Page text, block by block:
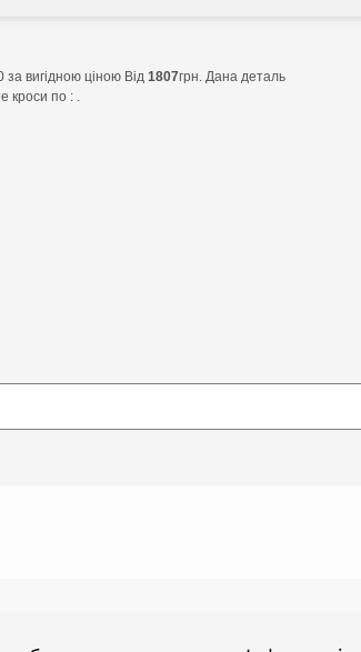
вигідною ціною Від 1807грн. Дана деталь
кроси по : .